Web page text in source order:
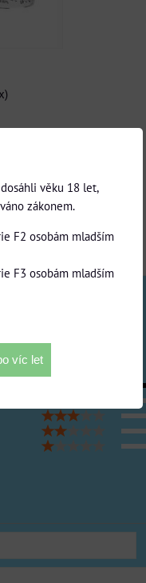
x)
věku 18 let,
zákonem.
F2 osobám mladším
F3 osobám mladším
víc let